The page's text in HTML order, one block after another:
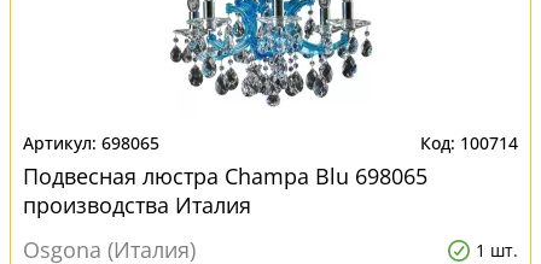
698065 100714
Подвесная люстра Champa Blu 698065
производства Италия
Osgona (Италия)
1 шт.